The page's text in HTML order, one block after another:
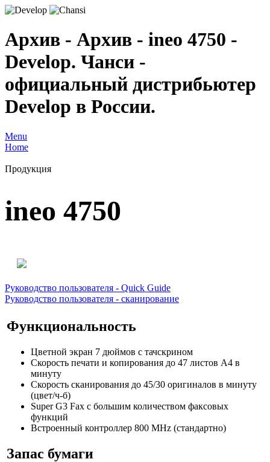
Архив - Архив - ineo 4750 -
Develop. Чанси -
официальный дистрибьютер
Develop в России.
Menu
Home
Продукция
ineo 4750
Руководство пользователя - Quick Guide
Руководство пользователя - сканирование
Функциональность
Цветной экран 7 дюймов с тачскрином
Скорость печати и копирования до 47 листов А4 в
минуту
Скорость сканирования до 45/30 оригиналов в минуту
(цвет/ч-б)
Super G3 Fax с большим количеством факсовых
функций
Встроенный контроллер 800 MHz (стандартно)
Запас бумаги